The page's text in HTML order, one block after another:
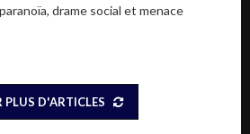
drame social et menace
PLUS D'ARTICLES